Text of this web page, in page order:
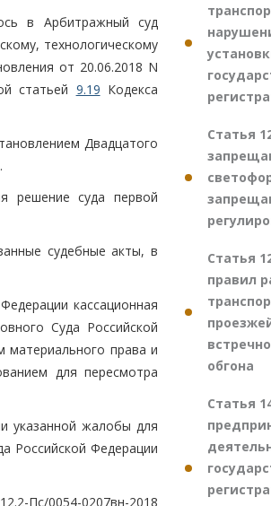
в Арбитражный суд
технологическому
от 20.06.2018 N
статьей 9.19 Кодекса
Двадцатого
решение суда первой
судебные акты, в
кассационная
Суда Российской
права и
для пересмотра
указанной жалобы для
Российской Федерации
Пс/0054-0207вн-2018
Статья
Статья
правил
обгона
Статья